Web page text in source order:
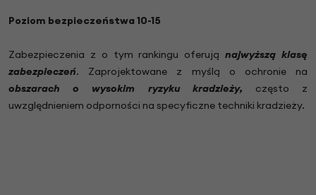
Poziom bezpieczeństwa 10-15
Zabezpieczenia z o tym rankingu oferująnajwyższą klasę
zabezpieczeń. Zaprojektowane z myślą o ochronie na
obszarach o wysokim ryzyku kradzieży, często z
uwzględnieniem odporności na specyficzne techniki kradzieży.